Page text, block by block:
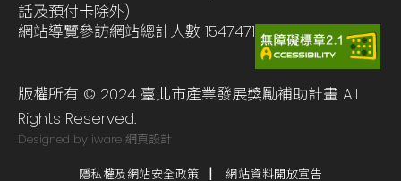
話及預付卡除外)
網站導覽參訪網站總計人數 1547471
版權所有 © 2024 臺北市產業發展獎勵補助計畫 All
Rights Reserved.
Designed by iware 網頁設計
隱私權及網站安全政策 網站資料開放宣告